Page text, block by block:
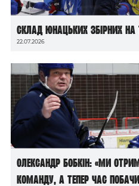
Склад юнацьких збірних на
22.07.2026
Олександр Бобкін: «Ми
команду, а тепер час